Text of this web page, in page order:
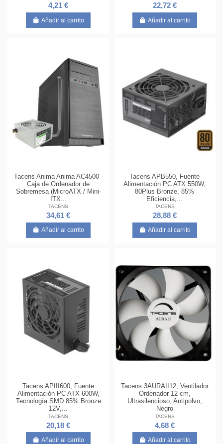
4,21 €
Añadir al carrito
22,72 €
Añadir al carrito
Tacens Anima Anima AC4500 -
Caja de Ordenador de
Sobremesa (MicroATX / Mini-
ITX...
TACENS
34,61 €
Añadir al carrito
Tacens APB550, Fuente
Alimentación PC ATX 550W,
80Plus Bronze, 85%
Eficiencia,...
TACENS
28,88 €
Añadir al carrito
Tacens APIII600, Fuente
Alimentación PC ATX 600W,
Tecnología SMD 85% Bronze
12V,...
TACENS
20,18 €
Añadir al carrito
Tacens 3AURAII12, Ventilador
Ordenador 12 cm,
Ultrasilencioso, Antipolvo,
Negro
TACENS
4,68 €
Añadir al carrito